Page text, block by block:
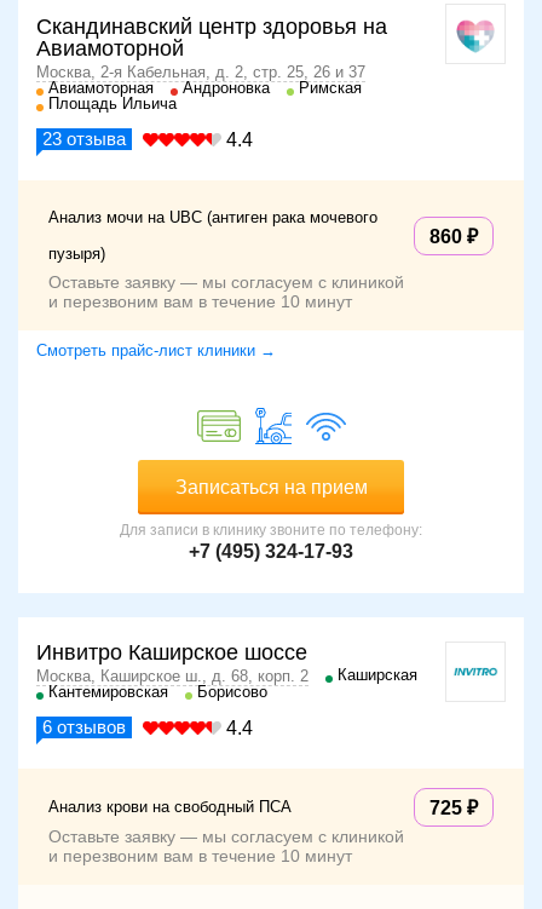
Скандинавский центр здоровья на
Авиамоторной
Москва, 2-я Кабельная, д. 2, стр. 25, 26 и 37
Авиамоторная
Андроновка
Римская
Площадь Ильича
23 отзыва 4.4
Анализ мочи на UBC (антиген рака мочевого
пузыря)
860
Оставьте заявку — мы согласуем с клиникой
и перезвоним вам в течение 10 минут
Смотреть прайс-лист клиники →
Записаться на прием
Для записи в клинику звоните по телефону:
+7 (495) 324-17-93
Инвитро Каширское шоссе
Москва, Каширское ш., д. 68, корп. 2
Каширская
Кантемировская
Борисово
6 отзывов 4.4
Анализ крови на свободный ПСА 725
Оставьте заявку — мы согласуем с клиникой
и перезвоним вам в течение 10 минут